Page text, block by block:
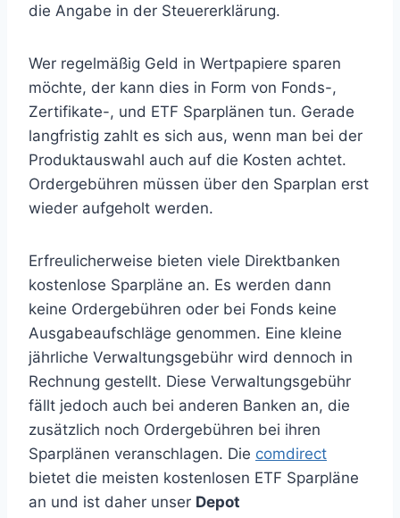
die Angabe in der Steuererklärung.
Wer regelmäßig Geld in Wertpapiere sparen
möchte, der kann dies in Form von Fonds-,
Zertifikate-, und ETF Sparplänen tun. Gerade
langfristig zahlt es sich aus, wenn man bei der
Produktauswahl auch auf die Kosten achtet.
Ordergebühren müssen über den Sparplan erst
wieder aufgeholt werden.
Erfreulicherweise bieten viele Direktbanken
kostenlose Sparpläne an. Es werden dann
keine Ordergebühren oder bei Fonds keine
Ausgabeaufschläge genommen. Eine kleine
jährliche Verwaltungsgebühr wird dennoch in
Rechnung gestellt. Diese Verwaltungsgebühr
fällt jedoch auch bei anderen Banken an, die
zusätzlich noch Ordergebühren bei ihren
Sparplänen veranschlagen. Die comdirect
bietet die meisten kostenlosen ETF Sparpläne
an und ist daher unser Depot